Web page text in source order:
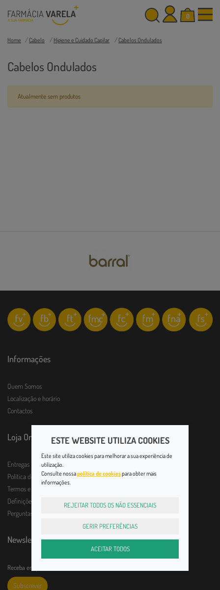
0
Home Cabelo Higiene e Cuidado Capilar Cabelos Ondulados
Cabelos Ondulados
Atualmente sem produtos
Informações
Quem Somos
Localização e horário
Contactos
Loja Online
Entregas
Política de Devolução
Termos e Condições
Definições de Privacidade
Perguntas frequentes
Newsletter
Receba em primeira mão todas as novidades!
Subscrever
ESTE WEBSITE UTILIZA COOKIES
Este site utiliza cookies para melhorar a sua experiência de
utilização.
Consulte nossapolítica de cookiespara obter mais
informações.
REJEITAR TODOS OS NÃO ESSENCIAIS
GERIR PREFERÊNCIAS
ACEITAR TODOS